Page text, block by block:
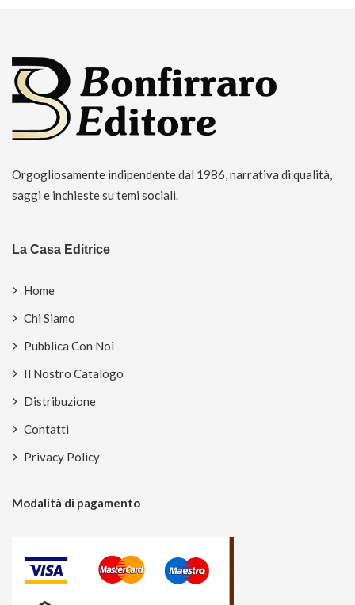
Orgogliosamente indipendente dal 1986, narrativa di qualità,
saggi e inchieste su temi sociali.
La Casa Editrice
Home
Chi Siamo
Pubblica Con Noi
Il Nostro Catalogo
Distribuzione
Contatti
Privacy Policy
Modalità di pagamento